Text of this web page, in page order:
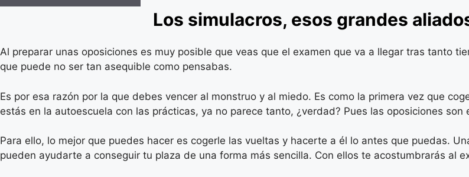
Los simulacros, esos grandes
Al preparar unas oposiciones es muy posible que veas que el examen que va a llegar tras tanto
que puede no ser tan asequible como pensabas.
Es por esa razón por la que debes vencer al monstruo y al miedo. Es como la primera vez que
estás en la autoescuela con las prácticas, ya no parece tanto, ¿verdad? Pues las oposiciones son
Para ello, lo mejor que puedes hacer es cogerle las vueltas y hacerte a él lo antes que puedas.
pueden ayudarte a conseguir tu plaza de una forma más sencilla. Con ellos te acostumbrarás al